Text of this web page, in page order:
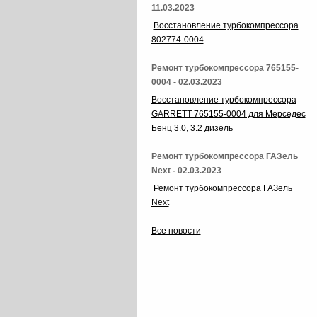
11.03.2023
Восстановление турбокомпрессора
802774-0004
Ремонт турбокомпрессора 765155-
0004 - 02.03.2023
Восстановление турбокомпрессора
GARRETT 765155-0004 для Мерседес
Бенц 3.0, 3.2 дизель
Ремонт турбокомпрессора ГАЗель
Next - 02.03.2023
Ремонт турбокомпрессора ГАЗель
Next
Все новости